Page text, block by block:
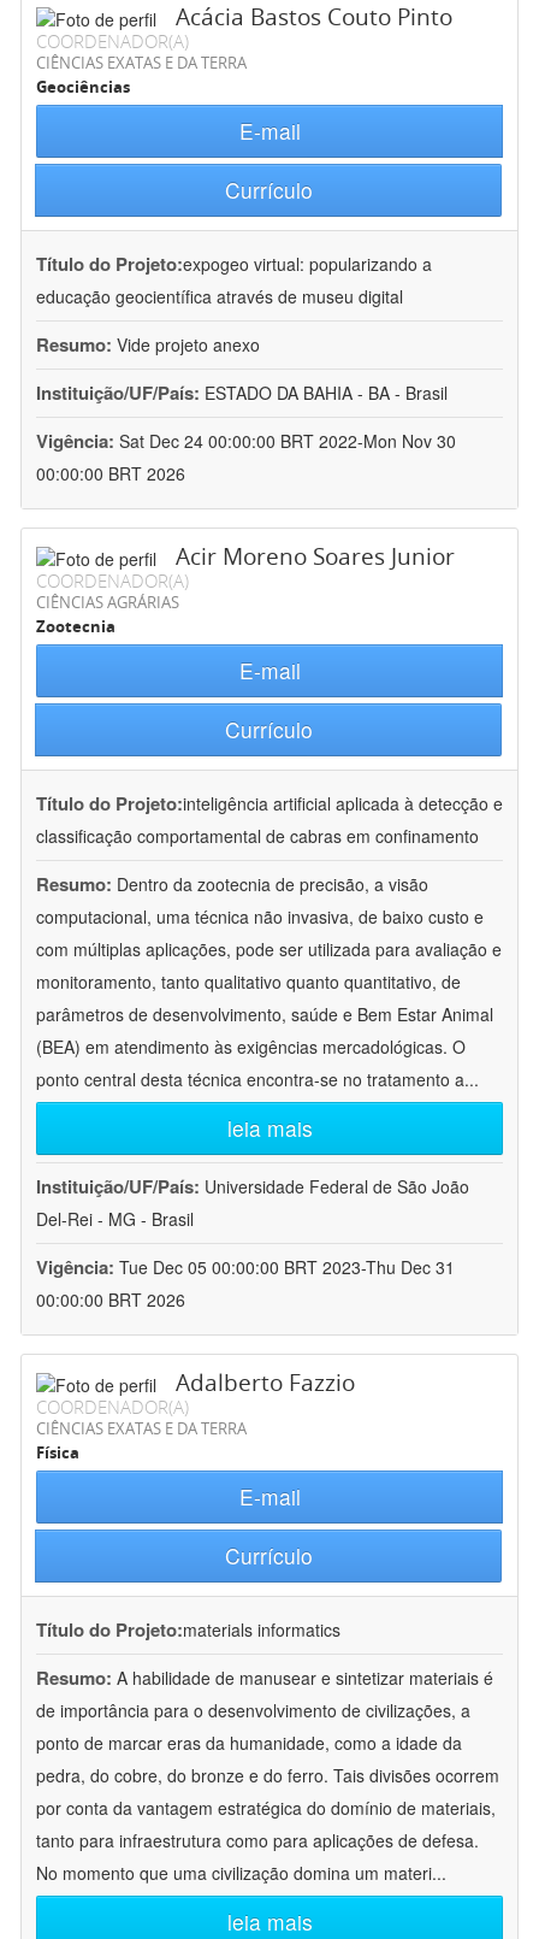
Acácia Bastos Couto Pinto
COORDENADOR(A)
CIÊNCIAS EXATAS E DA TERRA
Geociências
E-mail
Currículo
Título do Projeto:expogeo virtual: popularizando a
educação geocientífica através de museu digital
Resumo: Vide projeto anexo
Instituição/UF/País: ESTADO DA BAHIA - BA - Brasil
Vigência: Sat Dec 24 00:00:00 BRT 2022-Mon Nov 30
00:00:00 BRT 2026
Acir Moreno Soares Junior
COORDENADOR(A)
CIÊNCIAS AGRÁRIAS
Zootecnia
E-mail
Currículo
Título do Projeto:inteligência artificial aplicada à detecção e
classificação comportamental de cabras em confinamento
Resumo: Dentro da zootecnia de precisão, a visão
computacional, uma técnica não invasiva, de baixo custo e
com múltiplas aplicações, pode ser utilizada para avaliação e
monitoramento, tanto qualitativo quanto quantitativo, de
parâmetros de desenvolvimento, saúde e Bem Estar Animal
(BEA) em atendimento às exigências mercadológicas. O
ponto central desta técnica encontra-se no tratamento a...
leia mais
Instituição/UF/País: Universidade Federal de São João
Del-Rei - MG - Brasil
Vigência: Tue Dec 05 00:00:00 BRT 2023-Thu Dec 31
00:00:00 BRT 2026
Adalberto Fazzio
COORDENADOR(A)
CIÊNCIAS EXATAS E DA TERRA
Física
E-mail
Currículo
Título do Projeto:materials informatics
Resumo: A habilidade de manusear e sintetizar materiais é
de importância para o desenvolvimento de civilizações, a
ponto de marcar eras da humanidade, como a idade da
pedra, do cobre, do bronze e do ferro. Tais divisões ocorrem
por conta da vantagem estratégica do domínio de materiais,
tanto para infraestrutura como para aplicações de defesa.
No momento que uma civilização domina um materi...
leia mais